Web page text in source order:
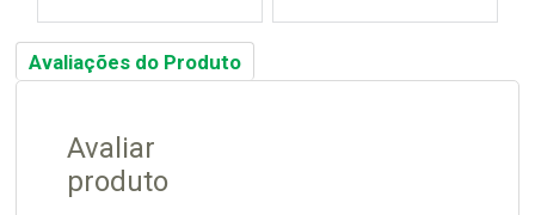
Avaliações do Produto
Avaliar
produto